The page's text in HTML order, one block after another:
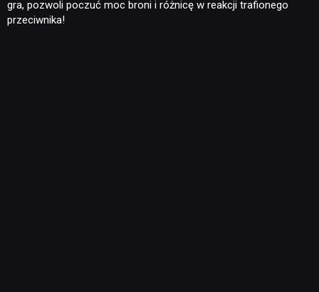
gra, pozwoli poczuć moc broni i różnicę w reakcji trafionego
przeciwnika!